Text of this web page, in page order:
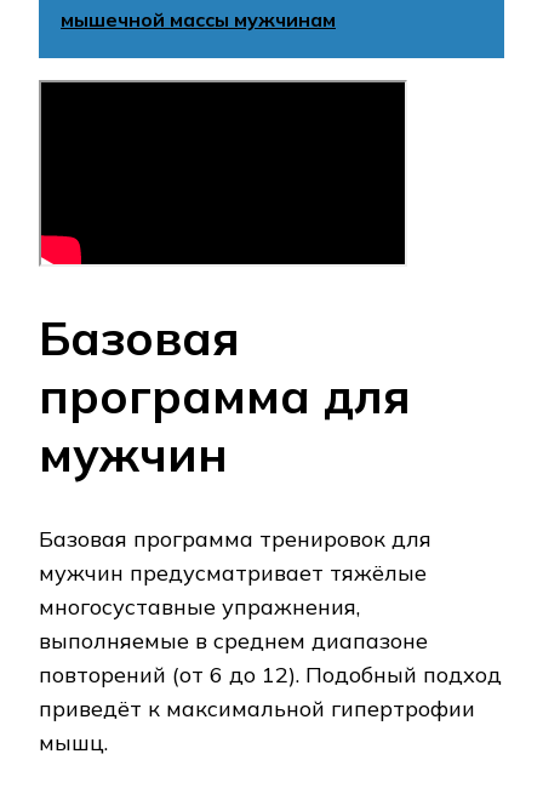
мышечной массы мужчинам
Базовая
программа для
мужчин
Базовая программа тренировок для
мужчин предусматривает тяжёлые
многосуставные упражнения,
выполняемые в среднем диапазоне
повторений (от 6 до 12). Подобный подход
приведёт к максимальной гипертрофии
мышц.